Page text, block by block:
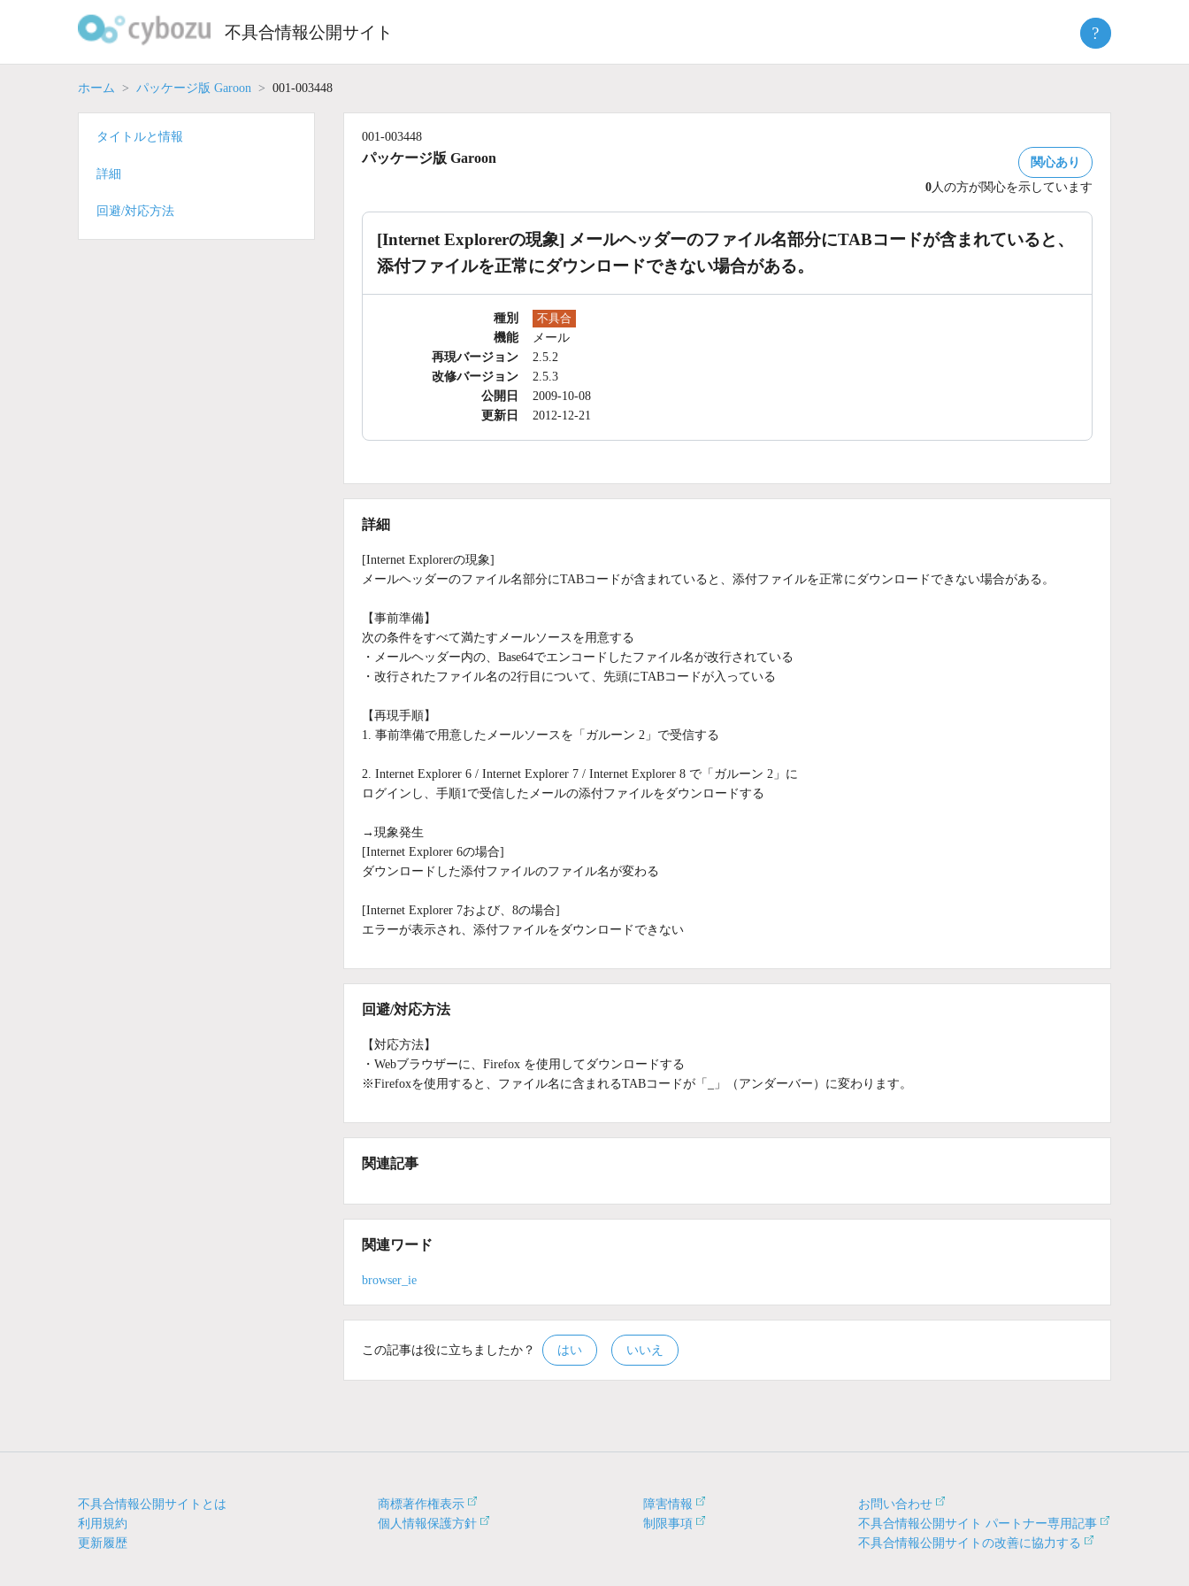
不具合情報公開サイト ?
ホーム パッケージ版 Garoon 001-003448
001-003448
パッケージ版 Garoon
関心あり
0人の方が関心を示しています
[Internet Explorerの現象] メールヘッダーのファイル名部分にTABコードが含まれていると、
添付ファイルを正常にダウンロードできない場合がある。
種別 不具合
機能
メール
再現バージョン
2.5.2
改修バージョン
2.5.3
公開日
2009-10-08
更新日
2012-12-21
詳細
[Internet Explorerの現象]
メールヘッダーのファイル名部分にTABコードが含まれていると、添付ファイルを正常にダウンロードできない場合がある。
【事前準備】
次の条件をすべて満たすメールソースを用意する
・メールヘッダー内の、Base64でエンコードしたファイル名が改行されている
・改行されたファイル名の2行目について、先頭にTABコードが入っている
【再現手順】
1. 事前準備で用意したメールソースを「ガルーン 2」で受信する
2. Internet Explorer 6 / Internet Explorer 7 / Internet Explorer 8 で「ガルーン 2」に
ログインし、手順1で受信したメールの添付ファイルをダウンロードする
→現象発生
[Internet Explorer 6の場合]
ダウンロードした添付ファイルのファイル名が変わる
[Internet Explorer 7および、8の場合]
エラーが表示され、添付ファイルをダウンロードできない
回避/対応方法
【対応方法】
・Webブラウザーに、Firefox を使用してダウンロードする
※Firefoxを使用すると、ファイル名に含まれるTABコードが「_」（アンダーバー）に変わります。
関連記事
関連ワード
browser_ie
この記事は役に立ちましたか？ はい いいえ
タイトルと情報
詳細
回避/対応方法
不具合情報公開サイトとは
利用規約
更新履歴
商標著作権表示
個人情報保護方針
障害情報
制限事項
お問い合わせ
不具合情報公開サイト パートナー専用記事
不具合情報公開サイトの改善に協力する